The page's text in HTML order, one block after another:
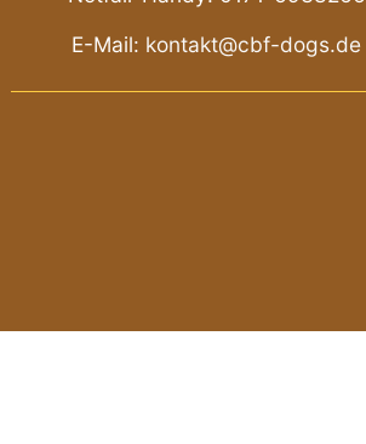
E-Mail: kontakt@cbf-dogs.de